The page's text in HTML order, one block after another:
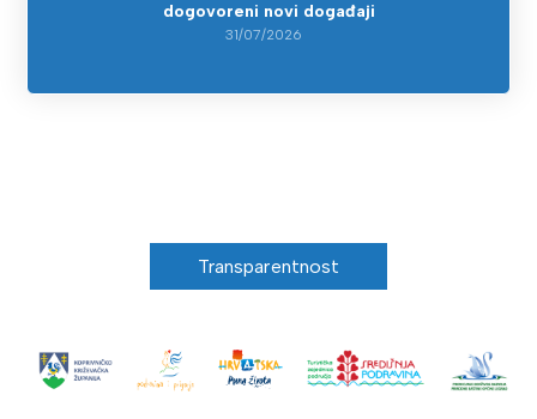
dogovoreni novi događaji
31/07/2026
Transparentnost